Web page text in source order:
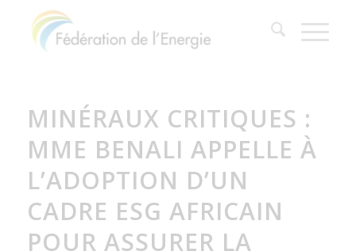
MINÉRAUX CRITIQUES :
MME BENALI APPELLE À
L’ADOPTION D’UN
CADRE ESG AFRICAIN
POUR ASSURER LA